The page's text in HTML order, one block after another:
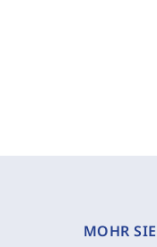
MOHR